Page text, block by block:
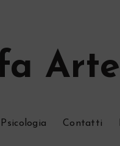
Arte
Contatti